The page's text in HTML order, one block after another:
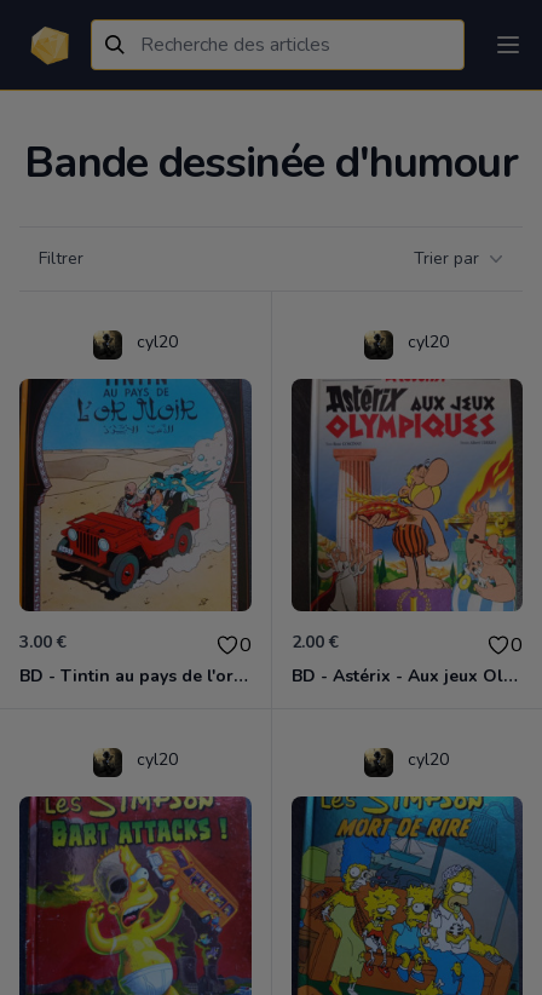
Bande dessinée d'humour
Filtrer Trier par
cyl20
3.00 € 0
BD - Tintin au pays de l'or noir - Tome 15
cyl20
2.00 € 0
BD - Astérix - Aux jeux Olympiques - Tome 12
cyl20 cyl20